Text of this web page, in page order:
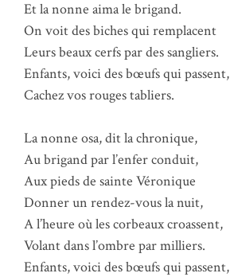
Et la nonne aima le brigand.
On voit des biches qui remplacent
Leurs beaux cerfs par des sangliers.
Enfants, voici des bœufs qui passent,
Cachez vos rouges tabliers.
La nonne osa, dit la chronique,
Au brigand par l’enfer conduit,
Aux pieds de sainte Véronique
Donner un rendez-vous la nuit,
A l’heure où les corbeaux croassent,
Volant dans l’ombre par milliers.
Enfants, voici des bœufs qui passent,